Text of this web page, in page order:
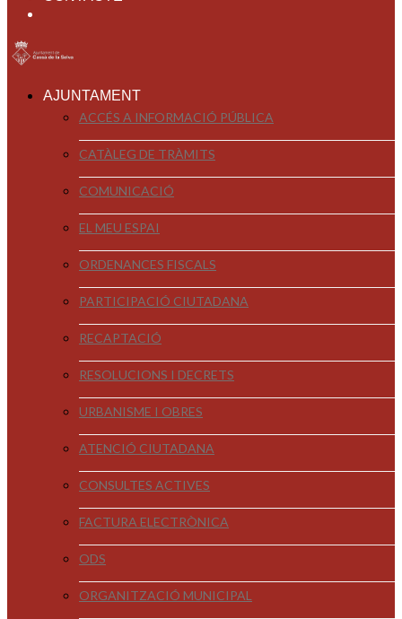
AJUNTAMENT
ACCÉS A INFORMACIÓ PÚBLICA
CATÀLEG DE TRÀMITS
COMUNICACIÓ
EL MEU ESPAI
ORDENANCES FISCALS
PARTICIPACIÓ CIUTADANA
RECAPTACIÓ
RESOLUCIONS I DECRETS
URBANISME I OBRES
ATENCIÓ CIUTADANA
CONSULTES ACTIVES
FACTURA ELECTRÒNICA
ODS
ORGANITZACIÓ MUNICIPAL